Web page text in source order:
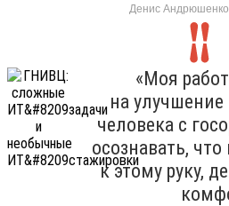
Денис
«Моя
на
человека с
осознавать,
к этому руку,